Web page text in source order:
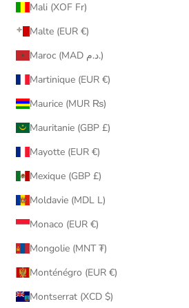
Mali (XOF Fr)
Malte (EUR €)
Maroc (MAD د.م.)
Martinique (EUR €)
Maurice (MUR ₨)
Mauritanie (GBP £)
Mayotte (EUR €)
Mexique (GBP £)
Moldavie (MDL L)
Monaco (EUR €)
Mongolie (MNT ₮)
Monténégro (EUR €)
Montserrat (XCD $)